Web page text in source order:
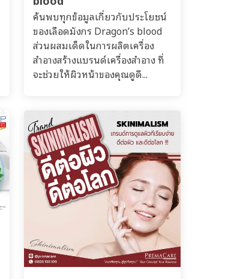
ค้นพบทุกข้อมูลเกี่ยวกับประโยชน์
ของเลือดมังกร Dragon’s blood
ส่วนผสมเด็ดในการผลิตเครื่อง
สำอางสร้างแบรนด์เครื่องสำอาง ที่
จะช่วยให้ผิวหน้าของคุณดูดี...